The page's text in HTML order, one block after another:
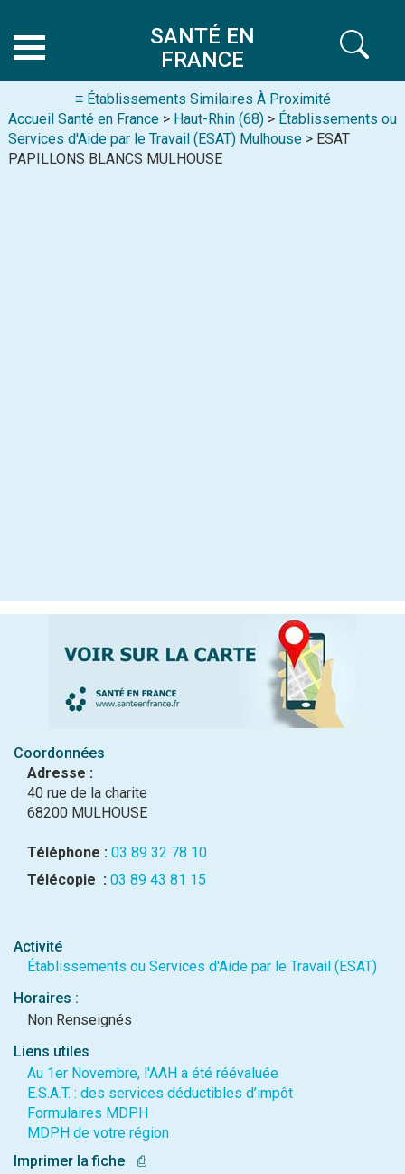
SANTÉ EN
FRANCE
≡ Établissements Similaires À Proximité
Accueil Santé en France > Haut-Rhin (68) > Établissements ou
Services d'Aide par le Travail (ESAT) Mulhouse > ESAT
PAPILLONS BLANCS MULHOUSE
Coordonnées
Adresse :
40 rue de la charite
68200 MULHOUSE
Téléphone : 03 89 32 78 10
Télécopie : 03 89 43 81 15
Activité
Établissements ou Services d'Aide par le Travail (ESAT)
Horaires :
Non Renseignés
Liens utiles
Au 1er Novembre, l'AAH a été réévaluée
E.S.A.T. : des services déductibles d’impôt
Formulaires MDPH
MDPH de votre région
Imprimer la fiche
⎙